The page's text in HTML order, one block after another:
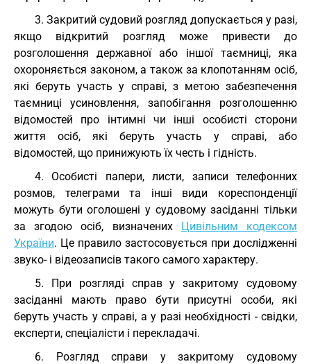
3. Закритий судовий розгляд допускається у разі,
якщо відкритий розгляд може привести до
розголошення державної або іншої таємниці, яка
охороняється законом, а також за клопотанням осіб,
які беруть участь у справі, з метою забезпечення
таємниці усиновлення, запобігання розголошенню
відомостей про інтимні чи інші особисті сторони
життя осіб, які беруть участь у справі, або
відомостей, що принижують їх честь і гідність.
4. Особисті папери, листи, записи телефонних
розмов, телеграми та інші види кореспонденції
можуть бути оголошені у судовому засіданні тільки
за згодою осіб, визначених Цивільним кодексом
України. Це правило застосовується при дослідженні
звуко- і відеозаписів такого самого характеру.
5. При розгляді справ у закритому судовому
засіданні мають право бути присутні особи, які
беруть участь у справі, а у разі необхідності - свідки,
експерти, спеціалісти і перекладачі.
6. Розгляд справи у закритому судовому